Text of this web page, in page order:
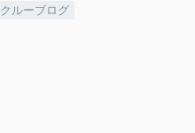
クルーブログ